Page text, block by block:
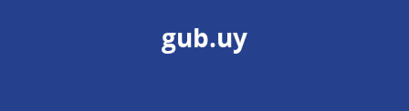
gub.uy